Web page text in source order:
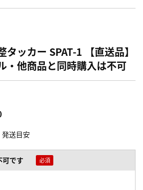
ッカー SPAT-1 【直送品】
・他商品と同時購入は不可
送目安
可です